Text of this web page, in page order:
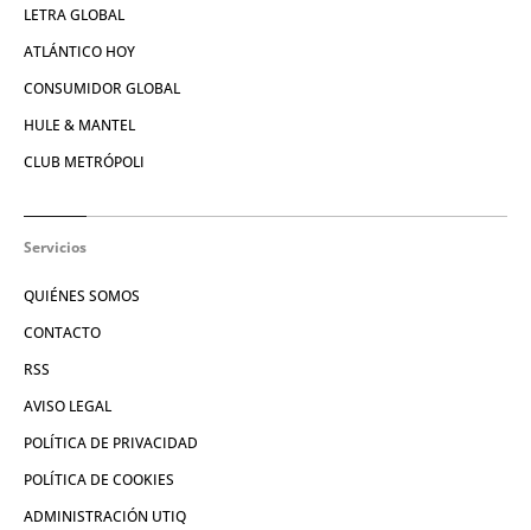
LETRA GLOBAL
ATLÁNTICO HOY
CONSUMIDOR GLOBAL
HULE & MANTEL
CLUB METRÓPOLI
Servicios
QUIÉNES SOMOS
CONTACTO
RSS
AVISO LEGAL
POLÍTICA DE PRIVACIDAD
POLÍTICA DE COOKIES
ADMINISTRACIÓN UTIQ